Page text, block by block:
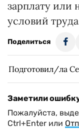
зарплату или
условий
Поделиться
Подготовил/ла
Заметили
Пожалуйста,
Ctrl+Enter или